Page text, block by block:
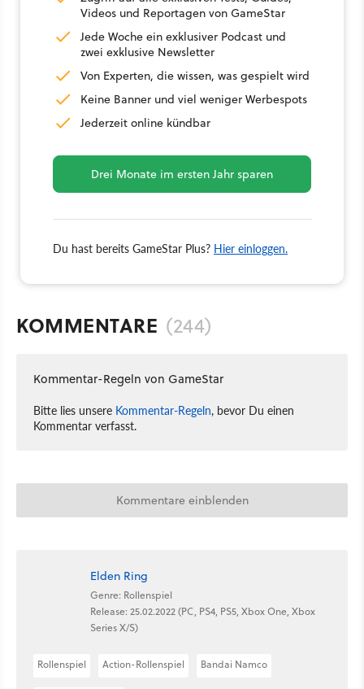
Videos und Reportagen von GameStar
Jede Woche ein exklusiver Podcast und
zwei exklusive Newsletter
Von Experten, die wissen, was gespielt wird
Keine Banner und viel weniger Werbespots
Jederzeit online kündbar
Drei Monate im ersten Jahr sparen
Du hast bereits GameStar Plus? Hier einloggen.
KOMMENTARE (244)
Kommentar-Regeln von GameStar
Bitte lies unsere Kommentar-Regeln, bevor Du einen
Kommentar verfasst.
Kommentare einblenden
Elden Ring
Genre: Rollenspiel
Release: 25.02.2022 (PC, PS4, PS5, Xbox One, Xbox
Series X/S)
Rollenspiel Action-Rollenspiel Bandai Namco